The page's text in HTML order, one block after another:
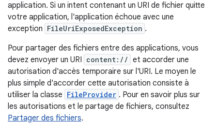
application. Si un intent contenant un URI de fichier quitte
votre application, l'application échoue avec une
exception FileUriExposedException .
Pour partager des fichiers entre des applications, vous
devez envoyer un URI content:// et accorder une
autorisation d'accès temporaire sur l'URI. Le moyen le
plus simple d'accorder cette autorisation consiste à
utiliser la classe FileProvider . Pour en savoir plus sur
les autorisations et le partage de fichiers, consultez
Partager des fichiers.